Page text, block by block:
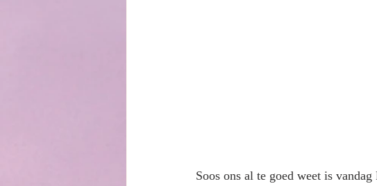
Soos ons al te goed weet is